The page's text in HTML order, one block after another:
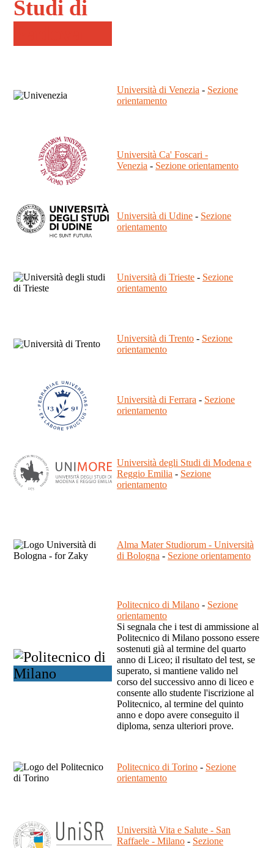
Università di Venezia - Sezione
orientamento
Università Ca' Foscari -
Venezia - Sezione orientamento
Università di Udine - Sezione
orientamento
Università di Trieste - Sezione
orientamento
Università di Trento - Sezione
orientamento
Università di Ferrara - Sezione
orientamento
Università degli Studi di Modena e
Reggio Emilia - Sezione
orientamento
Alma Mater Studiorum - Università
di Bologna - Sezione orientamento
Politecnico di Milano - Sezione
orientamento
Si segnala che i test di ammissione al
Politecnico di Milano possono essere
sostenuti già al termine del quarto
anno di Liceo; il risultato del test, se
superato, si mantiene valido nel
corso del successivo anno di liceo e
consente allo studente l'iscrizione al
Politecnico, al termine del quinto
anno e dopo avere conseguito il
diploma, senza ulteriori prove.
Politecnico di Torino - Sezione
orientamento
Università Vita e Salute - San
Raffaele - Milano - Sezione